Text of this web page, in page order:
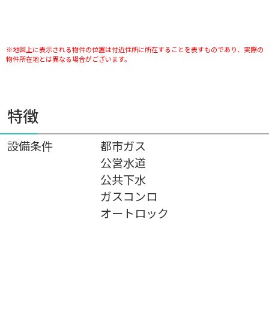
※地図上に表示される物件の位置は付近住所に所在することを表すものであり、実際の
物件所在地とは異なる場合がございます。
特徴
設備条件
都市ガス
公営水道
公共下水
ガスコンロ
オートロック